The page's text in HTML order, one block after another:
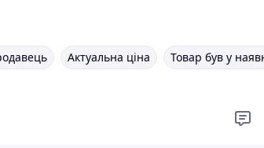
Актуальна ціна
Товар був у